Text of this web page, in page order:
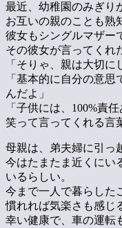
最近、幼稚園のみぎり
お互いの親のことも熟
彼女もシングルマザー
その彼女が言ってくれ
「そりゃ、親は大切に
「基本的に自分の意
んだよ」
「子供には、100%責任
笑って言ってくれる言
母親は、弟夫婦に引っ
今はたまたま近くにい
いるらしい。
今まで一人で暮らした
慣れれば気楽さも感じ
幸い健康で、車の運転